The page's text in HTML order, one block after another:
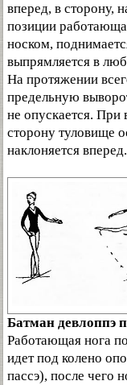
вперед, в сторону,
позиции
носком,
выпрямляется в
На протяжении
предельную
не опускается.
сторону туловище
наклоняется
Батман девлоппэ
Работающая нога
идет под колено
пассэ), после чего